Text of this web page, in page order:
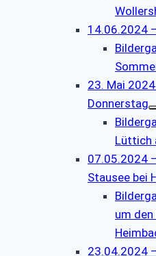
14.06.2024
23. Mai
Donnerstag
Lüttich
07.05.2024
Stausee bei
um den
23.04.2024